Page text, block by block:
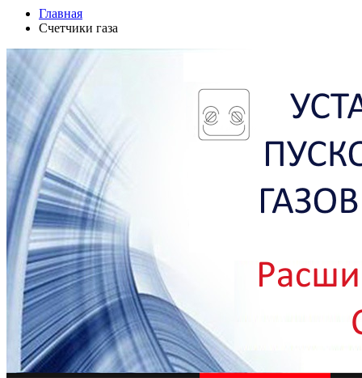
Главная
Счетчики газа